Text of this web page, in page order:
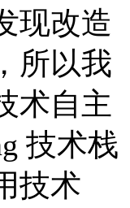
现改造
所以我
术自主
技术栈
技术